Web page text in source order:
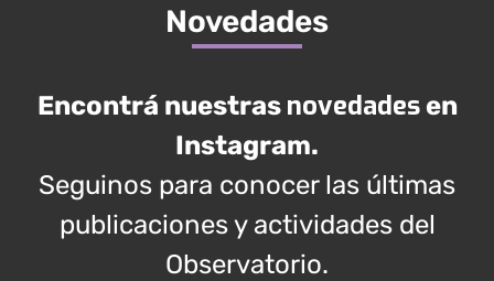
Novedades
Encontrá nuestras novedadesen
Instagram.
Seguinos para conocer las últimas
publicaciones y actividades del
Observatorio.